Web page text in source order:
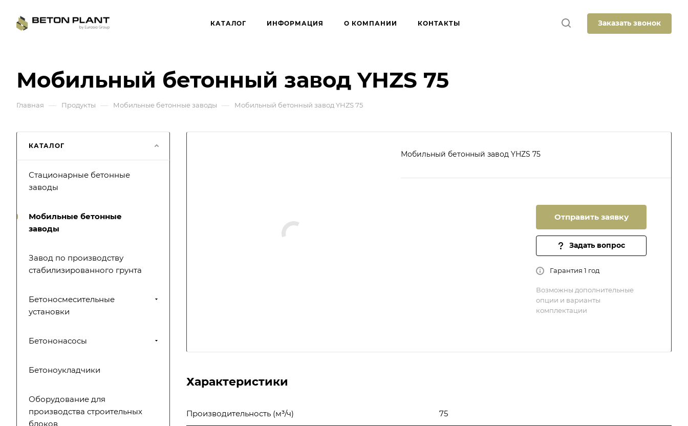
КАТАЛОГ ИНФОРМАЦИЯ О КОМПАНИИ КОНТАКТЫ Заказать звонок
Мобильный бетонный завод YHZS 75
Главная — Продукты — Мобильные бетонные заводы — Мобильный бетонный завод YHZS 75
Мобильный бетонный завод YHZS 75
Отправить заявку
Задать вопрос
Гарантия 1 год
Возможны дополнительные
опции и варианты
комплектации
Характеристики
Производительность (м³/ч) 75
КАТАЛОГ
Стационарные бетонные
заводы
Мобильные бетонные
заводы
Завод по производству
стабилизированного грунта
Бетоносмесительные
установки
Бетононасосы
Бетоноукладчики
Оборудование для
производства строительных
блоков